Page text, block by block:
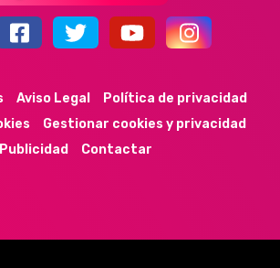
44k 9k 35k 352
Aviso Legal
Política de privacidad
Gestionar cookies y privacidad
Publicidad
Contactar